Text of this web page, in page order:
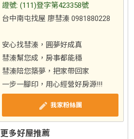
證號: (111)登字第423358號
台中南屯找屋 廖彗溱 0981880228
安心找彗溱，圓夢好成真
彗溱幫您成，房事都能穩
彗溱陪您築夢，把家帶回家
一步一腳印，用心經營好房源!!!
我家粉絲團
更多好屋推薦